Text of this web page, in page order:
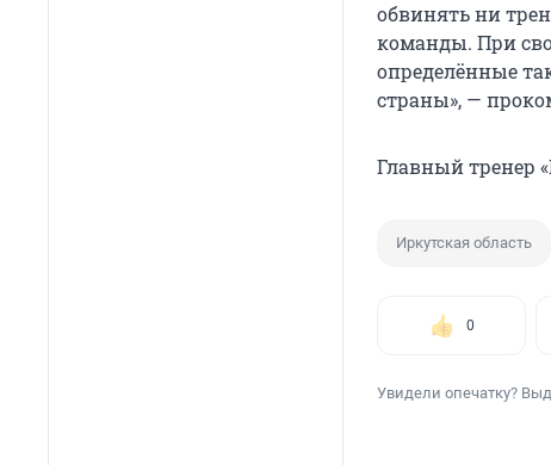
обвинять ни
команды. При
определённые
страны», —
Главный тренер
Иркутская область
0
Увидели опечатку?